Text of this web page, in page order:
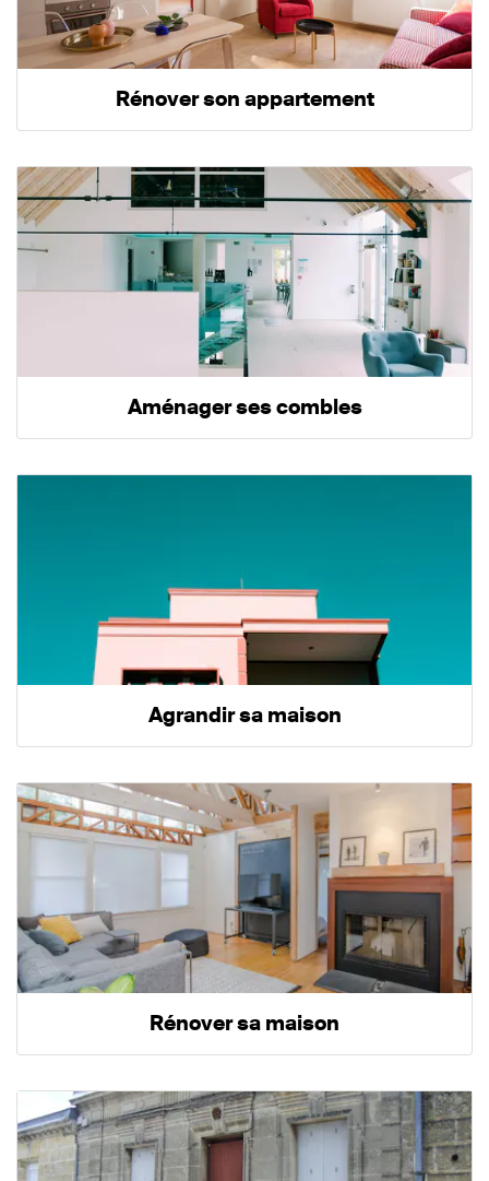
Rénover son appartement
Aménager ses combles
Agrandir sa maison
Rénover sa maison